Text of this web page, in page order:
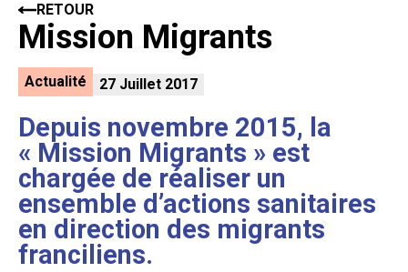
Mission Migrants
RETOUR
Actualité 27 Juillet 2017
Depuis novembre 2015, la
« Mission Migrants » est
chargée de réaliser un
ensemble d’actions sanitaires
en direction des migrants
franciliens.